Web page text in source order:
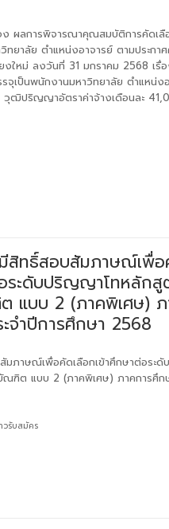
ง ผลการพิจารณาคุณสมบัติการคัดเลื
ทยาลัย ตำแหน่งอาจารย์ ตามประกา
งใหม่ ลงวันที่ 31 มกราคม 2568 เรื่
จุเป็นพนักงานมหาวิทยาลัย ตำแหน่ง
วุฒิปริญญาอัตราค่าจ้างเดือนละ
สิทธิ์สอบสัมภาษณ์เพื่
ระดับปริญญาโทหลัก
แบบ 2 (ภาคพิเศษ)
จำปีการศึกษา 2568
มภาษณ์เพื่อคัดเลือกเข้าศึกษาต่อระ
ณฑิต แบบ 2 (ภาคพิเศษ) ภาคการศึก
วรับสมัคร